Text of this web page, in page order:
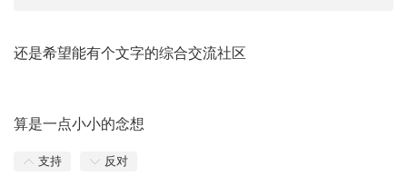
还是希望能有个文字的综合交流社区
算是一点小小的念想
支持 反对